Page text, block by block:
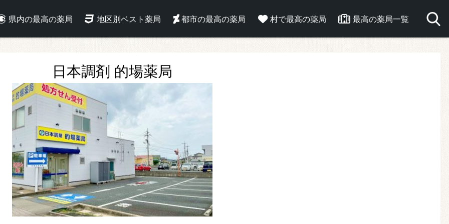
県内の最高の薬局 地区別ベスト薬局 都市の最高の薬局 村で最高の薬局 最高の薬局一覧
日本調剤 的場薬局